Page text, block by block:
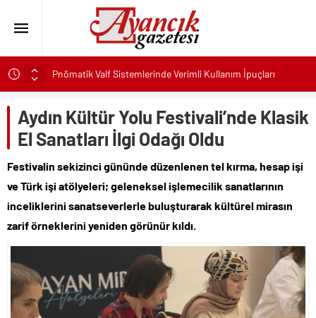
Pnömatik Valf Sistemlerinde Verimli Kullanım İpuçları
Sinop’ta Denize Girilecek 3 Mükemmel Yer
Maltese Terrier İlk Kez Köpek Sahiplenecekler İçin Uygun
Kapadokya Tatilinde Ne Giyilir?
Büyükakın’dan İzmit’in geleceğine yakın takip
Didim Belediyesi’nden Kent Genelinde Yol Bakım ve Onarım
Çalışması
Hastalıktan Ari İşletmelerde Yeni Model Ele Alındı
Kaykay Şampiyonasının Kalbi Osmangazi’de Attı
Ayancık’ta İHA Olduğu Değerlendirilen Cisim Bulundu
Kalabalık Aileler İçin Çocuk Havuzlu Villa Kiralayın
Aydın Kültür Yolu Festivali’nde Klasik
El Sanatları İlgi Odağı Oldu
Festivalin sekizinci gününde düzenlenen tel kırma, hesap işi
ve Türk işi atölyeleri; geleneksel işlemecilik sanatlarının
inceliklerini sanatseverlerle buluşturarak kültürel mirasın
zarif örneklerini yeniden görünür kıldı.